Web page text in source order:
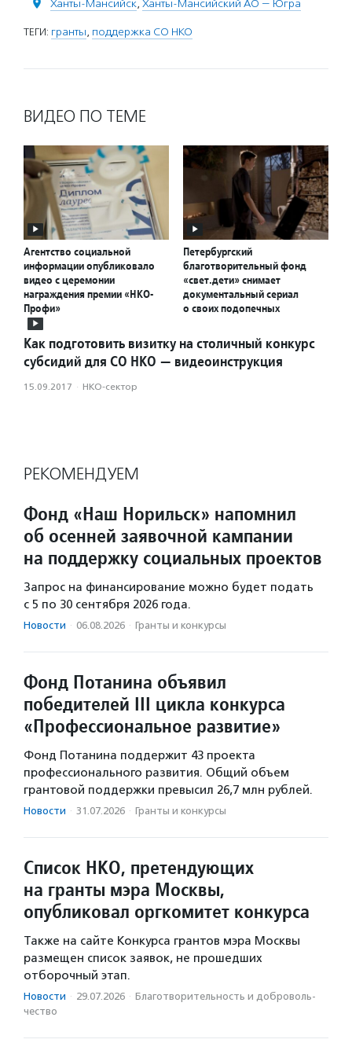
Ханты-Мансийск, Ханты-Мансийский АО — Югра
ТЕГИ: гранты, поддержка СО НКО
ВИДЕО ПО ТЕМЕ
Агентство социальной
информации опубликовало
видео с церемонии
награждения премии «НКО-
Профи»
Петербургский
благотворительный фонд
«свет.дети» снимает
документальный сериал
о своих подопечных
Как подготовить визитку на столичный конкурс
субсидий для СО НКО — видеоинструкция
15.09.2017 · НКО-сектор
РЕКОМЕНДУЕМ
Фонд «Наш Норильск» напомнил
об осенней заявочной кампании
на поддержку социальных проектов
Запрос на финансирование можно будет подать
с 5 по 30 сентября 2026 года.
Новости · 06.08.2026 · Гранты и конкурсы
Фонд Потанина объявил
победителей III цикла конкурса
«Профессиональное развитие»
Фонд Потанина поддержит 43 проекта
профессионального развития. Общий объем
грантовой поддержки превысил 26,7 млн рублей.
Новости · 31.07.2026 · Гранты и конкурсы
Список НКО, претендующих
на гранты мэра Москвы,
опубликовал оргкомитет конкурса
Также на сайте Конкурса грантов мэра Москвы
размещен список заявок, не прошедших
отборочный этап.
Новости · 29.07.2026 · Благотвори­тель­ность и доброволь­
чест­во